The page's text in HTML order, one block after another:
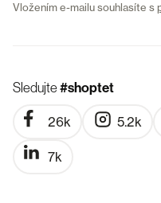
Vložením e-mailu souhlasíte s
Sledujte#shoptet
26k 5.2k
7k